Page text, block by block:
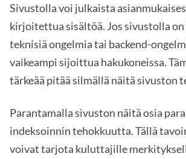
Sivustolla voi julkaista
kirjoitettua sisältöä. Jos sivustolla
teknisiä ongelmia tai backend-
vaikeampi sijoittua hakukoneissa.
tärkeää pitää silmällä näitä sivuston
Parantamalla sivuston näitä osia
indeksoinnin tehokkuutta. Tällä
voivat tarjota kuluttajille